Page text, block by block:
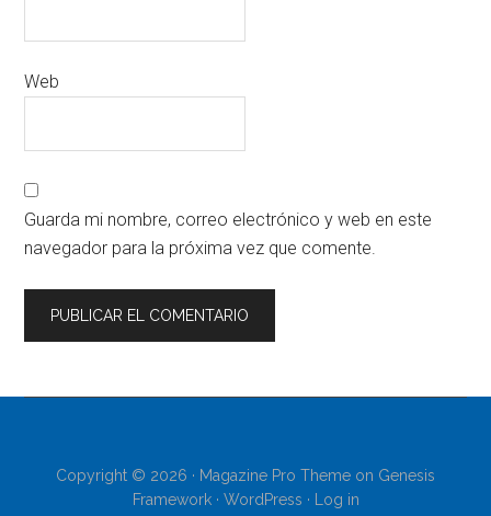
Web
Guarda mi nombre, correo electrónico y web en este
navegador para la próxima vez que comente.
Copyright © 2026 · Magazine Pro Theme on Genesis
Framework· WordPress · Log in